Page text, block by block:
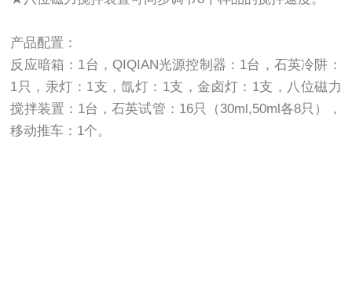
产品配置：
反应暗箱：1台，QIQIAN光源控制器：1台，石英冷阱：
1只，汞灯：1支，氙灯：1支，金卤灯：1支，八位磁力
搅拌装置：1台，石英试管：16只（30ml,50ml各8只），
移动推车：1个。